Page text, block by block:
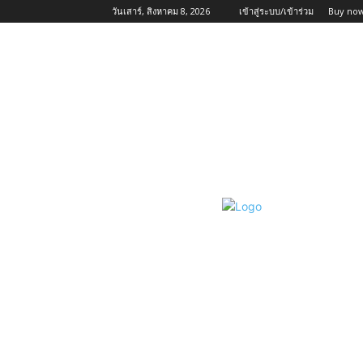
วันเสาร์, สิงหาคม 8, 2026 เข้าสู่ระบบ/เข้าร่วม Buy